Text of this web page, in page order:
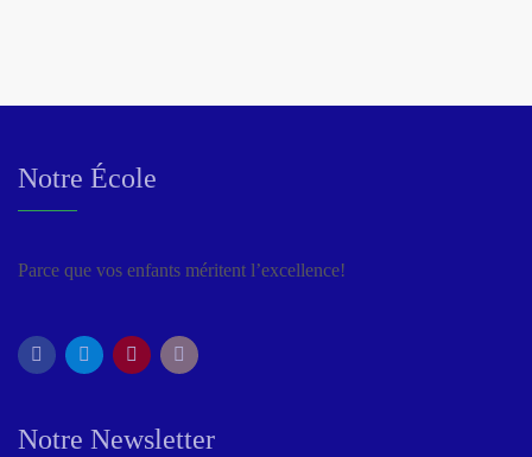
Notre École
Parce que vos enfants méritent l’excellence!
Notre Newsletter